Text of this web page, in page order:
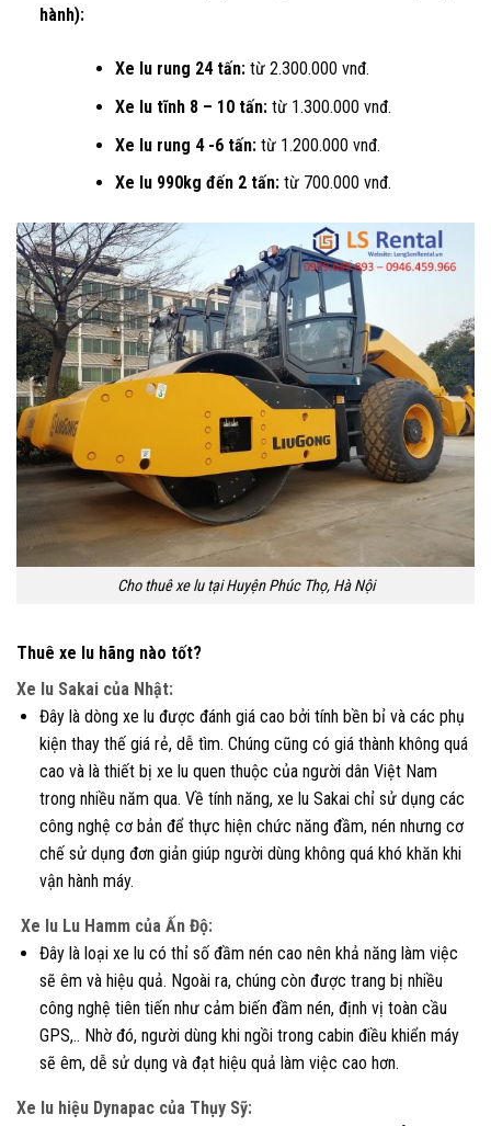
hành):
Xe lu rung 24 tấn:từ 2.300.000 vnđ.
Xe lu tĩnh 8 – 10 tấn:từ 1.300.000 vnđ.
Xe lu rung 4 -6 tấn:từ 1.200.000 vnđ.
Xe lu 990kg đến 2 tấn:từ 700.000 vnđ.
Cho thuê xe lu tại Huyện Phúc Thọ, Hà Nội
Thuê xe lu hãng nào tốt?
Xe lu Sakai của Nhật:
Đây là dòng xe lu được đánh giá cao bởi tính bền bỉ và các phụ
kiện thay thế giá rẻ, dễ tìm. Chúng cũng có giá thành không quá
cao và là thiết bị xe lu quen thuộc của người dân Việt Nam
trong nhiều năm qua. Về tính năng, xe lu Sakai chỉ sử dụng các
công nghệ cơ bản để thực hiện chức năng đầm, nén nhưng cơ
chế sử dụng đơn giản giúp người dùng không quá khó khăn khi
vận hành máy.
Xe lu Lu Hamm của Ấn Độ:
Đây là loại xe lu có thỉ số đầm nén cao nên khả năng làm việc
sẽ êm và hiệu quả. Ngoài ra, chúng còn được trang bị nhiều
công nghệ tiên tiến như cảm biến đầm nén, định vị toàn cầu
GPS,.. Nhờ đó, người dùng khi ngồi trong cabin điều khiển máy
sẽ êm, dễ sử dụng và đạt hiệu quả làm việc cao hơn.
Xe lu hiệu Dynapac của Thụy Sỹ: